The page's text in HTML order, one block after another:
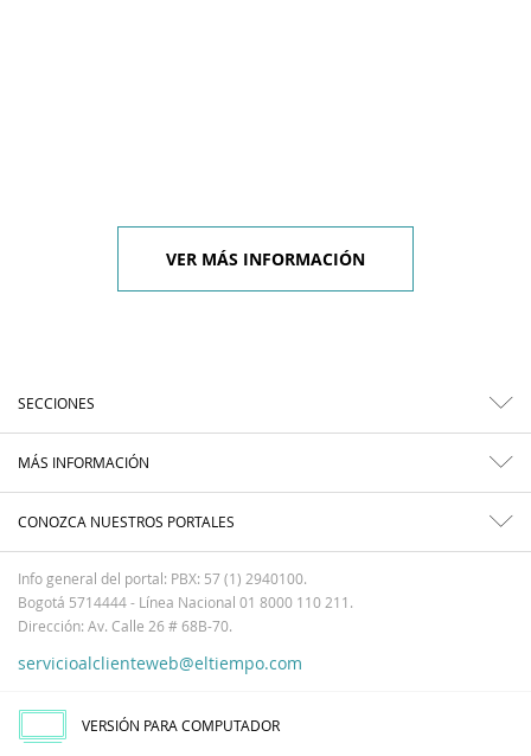
VER MÁS INFORMACIÓN
SECCIONES
MÁS INFORMACIÓN
CONOZCA NUESTROS PORTALES
Info general del portal: PBX: 57 (1) 2940100.
Bogotá 5714444 - Línea Nacional 01 8000 110 211.
Dirección: Av. Calle 26 # 68B-70.
servicioalclienteweb@eltiempo.com
VERSIÓN PARA COMPUTADOR